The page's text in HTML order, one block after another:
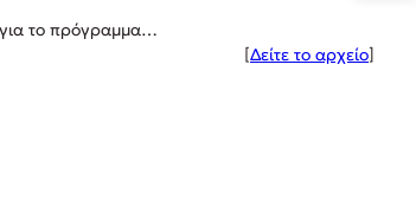
το πρόγραμμα…
[Δείτε το αρχείο]